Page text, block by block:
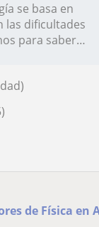
se basa en
las dificultades
para saber
de Física en